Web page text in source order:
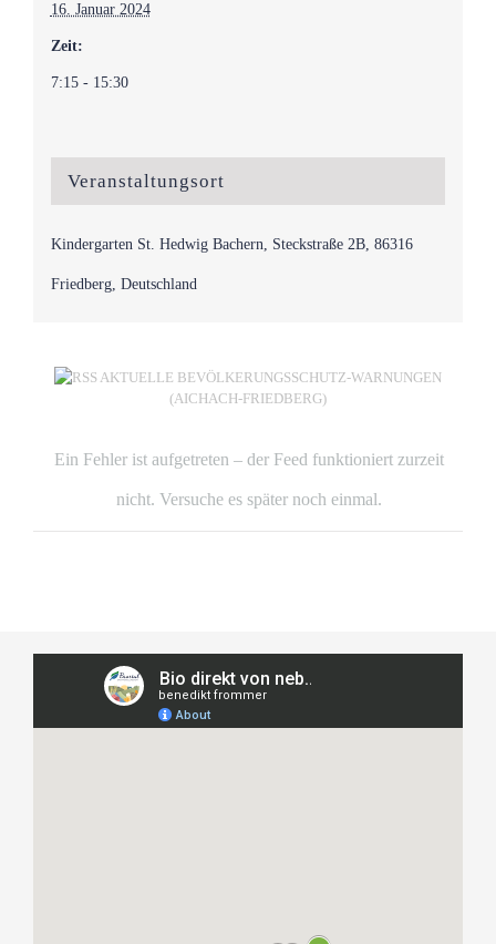
16. Januar 2024
Zeit:
7:15 - 15:30
Veranstaltungsort
Kindergarten St. Hedwig Bachern, Steckstraße 2B, 86316
Friedberg, Deutschland
AKTUELLE BEVÖLKERUNGSSCHUTZ-WARNUNGEN
(AICHACH-FRIEDBERG)
Ein Fehler ist aufgetreten – der Feed funktioniert zurzeit
nicht. Versuche es später noch einmal.